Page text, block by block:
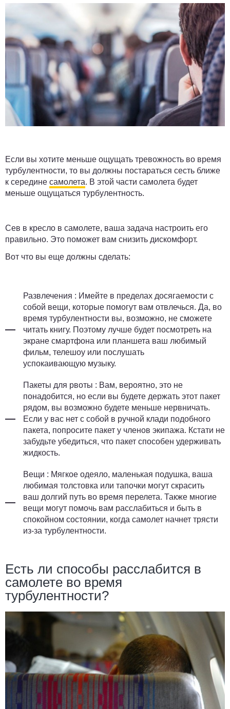
Если вы хотите меньше ощущать тревожность во время
турбулентности, то вы должны постараться сесть ближе
к середине самолета. В этой части самолета будет
меньше ощущаться турбулентность.
Сев в кресло в самолете, ваша задача настроить его
правильно. Это поможет вам снизить дискомфорт.
Вот что вы еще должны сделать:
Развлечения : Имейте в пределах досягаемости с
собой вещи, которые помогут вам отвлечься. Да, во
время турбулентности вы, возможно, не сможете
читать книгу. Поэтому лучше будет посмотреть на
экране смартфона или планшета ваш любимый
фильм, телешоу или послушать
успокаивающую музыку.
Пакеты для рвоты : Вам, вероятно, это не
понадобится, но если вы будете держать этот пакет
рядом, вы возможно будете меньше нервничать.
Если у вас нет с собой в ручной клади подобного
пакета, попросите пакет у членов экипажа. Кстати не
забудьте убедиться, что пакет способен удерживать
жидкость.
Вещи : Мягкое одеяло, маленькая подушка, ваша
любимая толстовка или тапочки могут скрасить
ваш долгий путь во время перелета. Также многие
вещи могут помочь вам расслабиться и быть в
спокойном состоянии, когда самолет начнет трясти
из-за турбулентности.
Есть ли способы расслабится в
самолете во время
турбулентности?